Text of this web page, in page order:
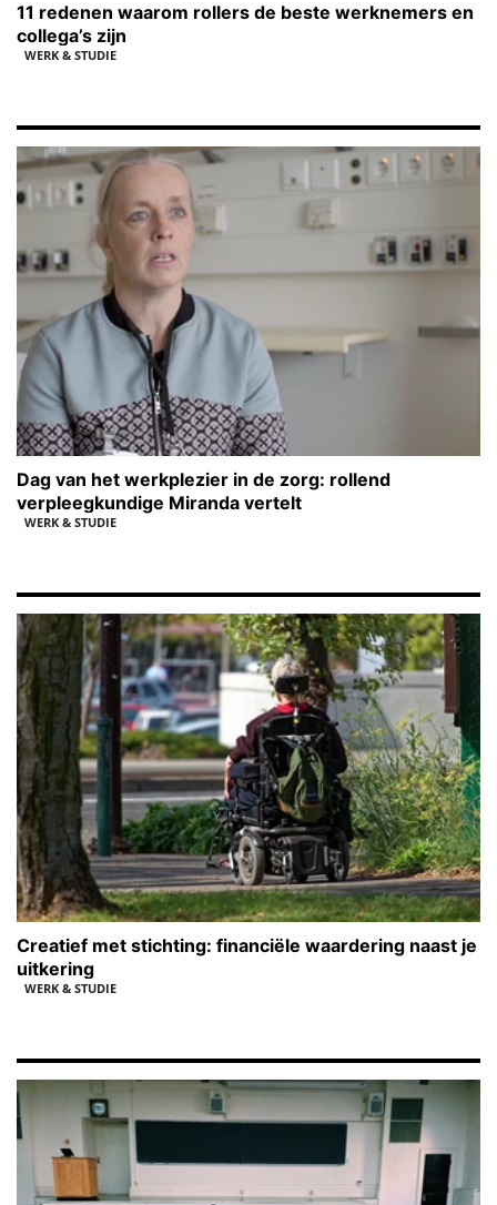
11 redenen waarom rollers de beste werknemers en
collega’s zijn
WERK & STUDIE
Dag van het werkplezier in de zorg: rollend
verpleegkundige Miranda vertelt
WERK & STUDIE
Creatief met stichting: financiële waardering naast je
uitkering
WERK & STUDIE